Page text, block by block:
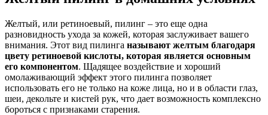
Желтый, или ретиноевый, пилинг – это еще одна
разновидность ухода за кожей, которая заслуживает вашего
внимания. Этот вид пилинга называют желтым благодаря
цвету ретиноевой кислоты, которая является основным
его компонентом. Щадящее воздействие и хороший
омолаживающий эффект этого пилинга позволяет
использовать его не только на коже лица, но и в области глаз,
шеи, декольте и кистей рук, что дает возможность комплексно
бороться с признаками старения.